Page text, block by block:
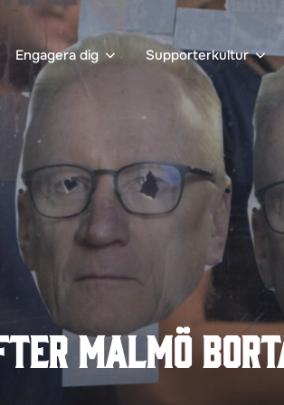
Engagera dig Supporterkultur
Malmö